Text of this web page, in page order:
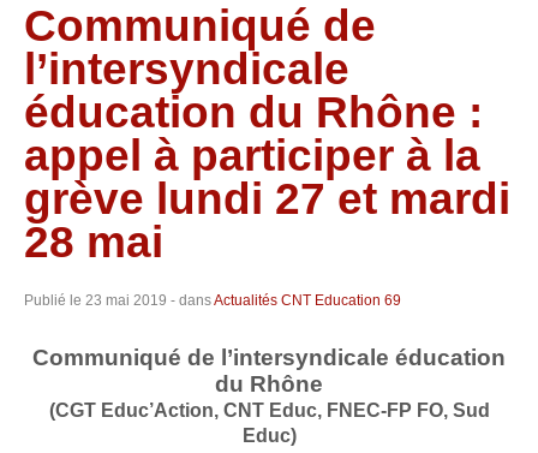
Communiqué de
l’intersyndicale
éducation du Rhône :
appel à participer à la
grève lundi 27 et mardi
28 mai
Publié le 23 mai 2019 - dansActualités CNT Education 69
Communiqué de l’intersyndicale éducation
du Rhône
(CGT Educ’Action, CNT Educ, FNEC-FP FO, Sud
Educ)